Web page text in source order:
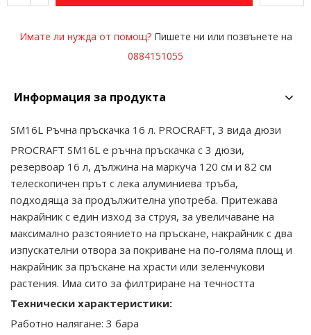
Имате ли нужда от помощ?Пишете ни или позвънете на
0884151055
Информация за продукта
SM16L Ръчна пръскачка 16 л. PROCRAFT, 3 вида дюзи
PROCRAFT SM16L e ръчна пръскачка с 3 дюзи,
резервоар 16 л, дължина на маркуча 120 см и 82 см
телескопичен прът с лека алуминиева тръба,
подходяща за продължителна употреба. Притежава
накрайник с един изход за струя, за увеличаване на
максимално разстоянието на пръскане, накрайник с два
изпускателни отвора за покриване на по-голяма площ и
накрайник за пръскане на храсти или зеленчукови
растения. Има сито за филтриране на течността
Технически характеристики:
Работно налягане: 3 бара